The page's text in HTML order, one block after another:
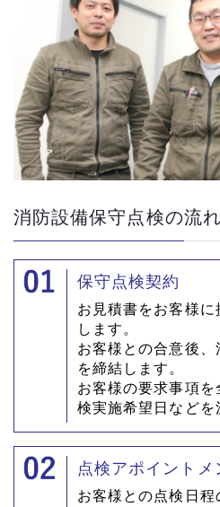
消防設備保守点検の流れ
保守点検契約
お見積書をお客様に
します。
お客様との合意後
を締結します。
お客様の要求事項
検実施希望日などを
点検アポイントメ
お客様との点検日程